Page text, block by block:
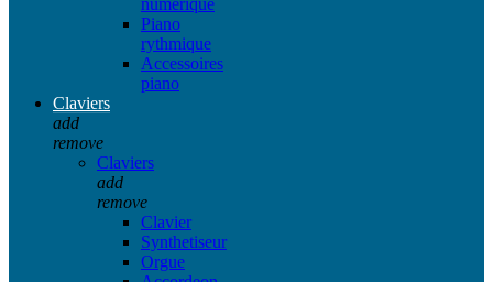
Piano
rythmique
Accessoires
piano
Claviers
add
remove
Claviers
add
remove
Clavier
Synthetiseur
Orgue